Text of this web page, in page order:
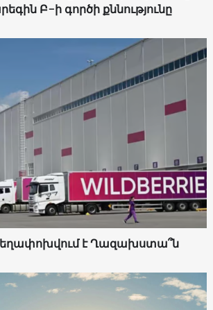
Բ-ի գործի քննությունը
է Ղազախստա՞ն